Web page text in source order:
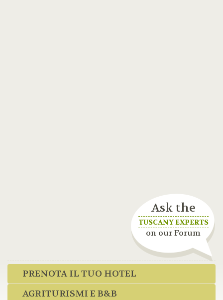
Ask the
TUSCANY EXPERTS
on our Forum
PRENOTA IL TUO HOTEL
AGRITURISMI E B&B